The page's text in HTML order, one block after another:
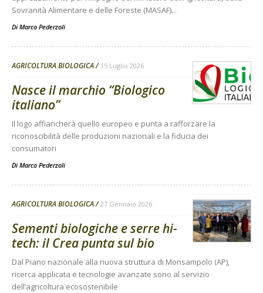
Sovranità Alimentare e delle Foreste (MASAF)...
Di Marco Pederzoli
AGRICOLTURA BIOLOGICA 15 Luglio 2026
Nasce il marchio “Biologico
italiano”
Il logo affiancherà quello europeo e punta a rafforzare la
riconoscibilità delle produzioni nazionali e la fiducia dei
consumatori
Di Marco Pederzoli
AGRICOLTURA BIOLOGICA 27 Gennaio 2026
Sementi biologiche e serre hi-
tech: il Crea punta sul bio
Dal Piano nazionale alla nuova struttura di Monsampolo (AP),
ricerca applicata e tecnologie avanzate sono al servizio
dell’agricoltura ecosostenibile